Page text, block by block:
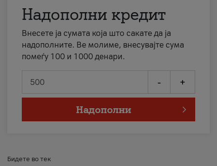
Надополни кредит
Внесете ја сумата која што сакате да ја
надополните. Ве молиме, внесувајте сума
помеѓу 100 и 1000 денари.
- +
Надополни
Бидете во тек